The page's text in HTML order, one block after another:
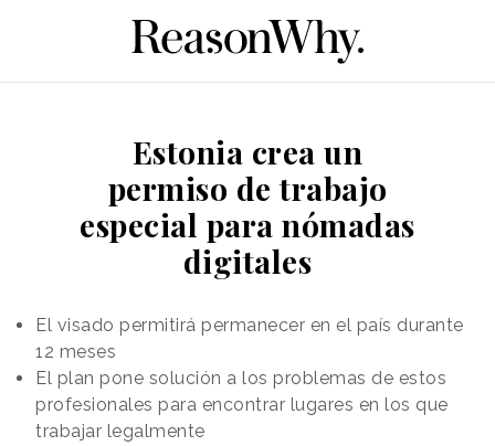
Estonia crea un
permiso de trabajo
especial para nómadas
digitales
El visado permitirá permanecer en el país durante
12 meses
El plan pone solución a los problemas de estos
profesionales para encontrar lugares en los que
trabajar legalmente